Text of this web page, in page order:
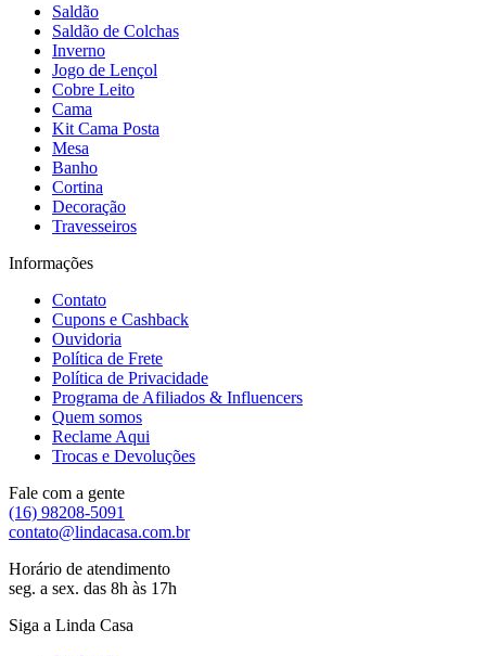
Saldão
Saldão de Colchas
Inverno
Jogo de Lençol
Cobre Leito
Cama
Kit Cama Posta
Mesa
Banho
Cortina
Decoração
Travesseiros
Informações
Contato
Cupons e Cashback
Ouvidoria
Política de Frete
Política de Privacidade
Programa de Afiliados & Influencers
Quem somos
Reclame Aqui
Trocas e Devoluções
Fale com a gente
(16) 98208-5091
contato@lindacasa.com.br
Horário de atendimento
seg. a sex. das 8h às 17h
Siga a Linda Casa